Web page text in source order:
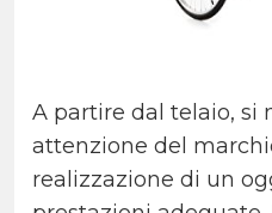
A partire dal telaio, si
attenzione del
realizzazione di un